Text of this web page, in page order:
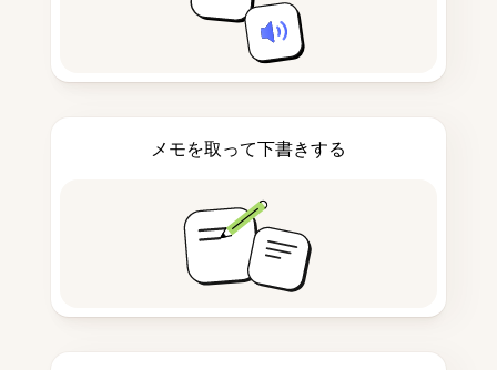
メモを取って下書きする